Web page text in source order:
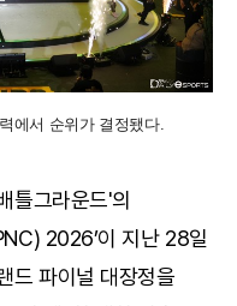
에서 순위가 결정됐다.
틀그라운드'의
2026’이 지난 28일
드 파이널 대장정을